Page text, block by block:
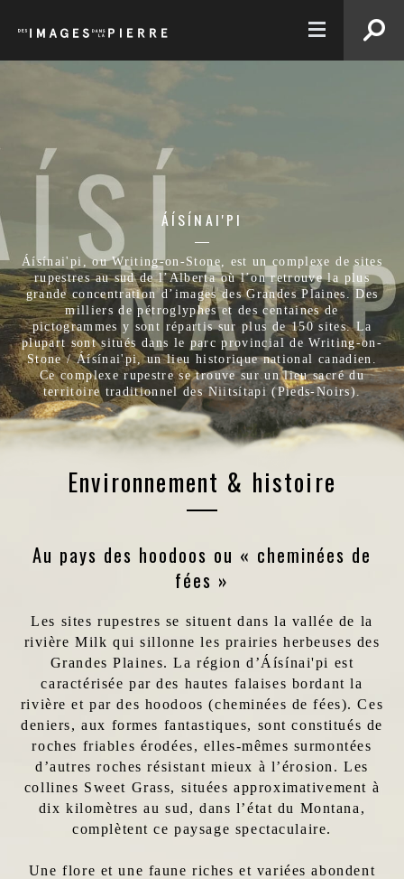
ÁÍSÍNAI'PI
Áísínai'pi, ou Writing-on-Stone, est un complexe de sites
rupestres au sud de l’Alberta où l’on retrouve la plus
grande concentration d’images des Grandes Plaines. Des
milliers de pétroglyphes et des centaines de
pictogrammes y sont répartis sur plus de 150 sites. La
plupart sont situés dans le parc provincial de Writing-on-
Stone / Áísínai'pi, un lieu historique national canadien.
Ce complexe rupestre se trouve sur un lieu sacré du
territoire traditionnel des Niitsítapi (Pieds-Noirs).
Environnement & histoire
Au pays des hoodoos ou « cheminées de
fées »
Les sites rupestres se situent dans la vallée de la
rivière Milk qui sillonne les prairies herbeuses des
Grandes Plaines. La région d’Áísínai'pi est
caractérisée par des hautes falaises bordant la
rivière et par des hoodoos (cheminées de fées). Ces
deniers, aux formes fantastiques, sont constitués de
roches friables érodées, elles-mêmes surmontées
d’autres roches résistant mieux à l’érosion. Les
collines Sweet Grass, situées approximativement à
dix kilomètres au sud, dans l’état du Montana,
complètent ce paysage spectaculaire.
Une flore et une faune riches et variées abondent